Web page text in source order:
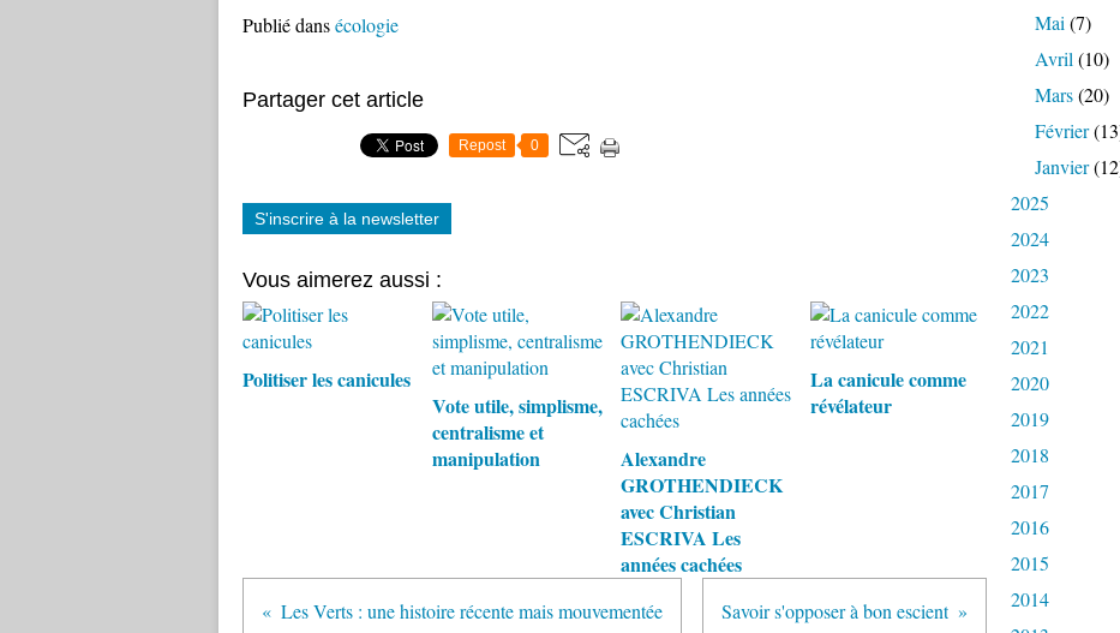
Publié dansécologie
Partager cet article
Repost 0
S'inscrire à la newsletter
Vous aimerez aussi :
Politiser les canicules
Vote utile, simplisme,
centralisme et
manipulation
Alexandre
GROTHENDIECK
avec Christian
ESCRIVA Les
années cachées
La canicule comme
révélateur
Les Verts : une histoire récente mais mouvementée Savoir s'opposer à bon escient
Mai (7)
Avril (10)
Mars(20)
Février
Janvier
2025
2024
2023
2022
2021
2020
2019
2018
2017
2016
2015
2014